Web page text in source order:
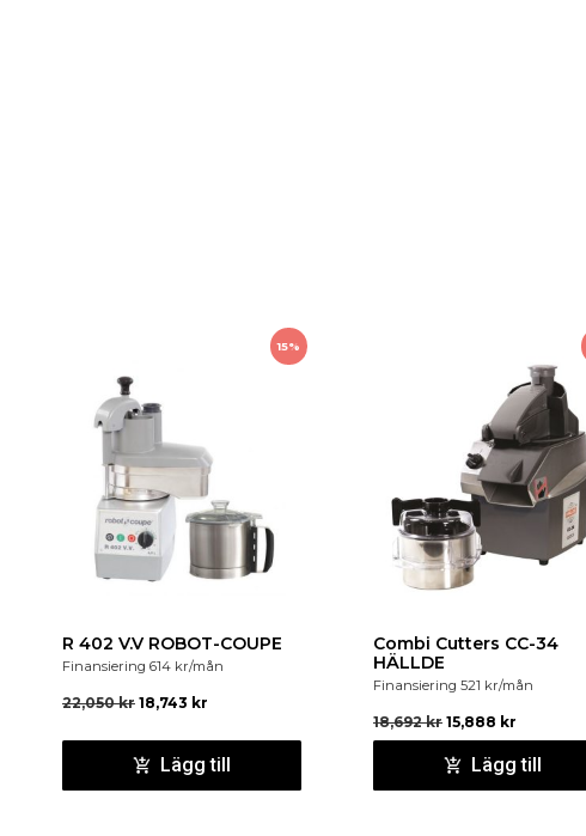
15%
R 402 V.V ROBOT-COUPE
Finansiering 614 kr/mån
22,050kr 18,743 kr
Lägg till
Combi Cutters CC-34
HÄLLDE
Finansiering 521 kr/mån
18,692kr 15,888 kr
Lägg till